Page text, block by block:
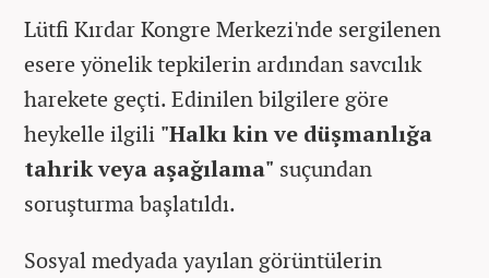
Lütfi Kırdar Kongre Merkezi'nde sergilenen
esere yönelik tepkilerin ardından savcılık
harekete geçti. Edinilen bilgilere göre
heykelle ilgili "Halkı kin ve düşmanlığa
tahrik veya aşağılama" suçundan
soruşturma başlatıldı.
Sosyal medyada yayılan görüntülerin